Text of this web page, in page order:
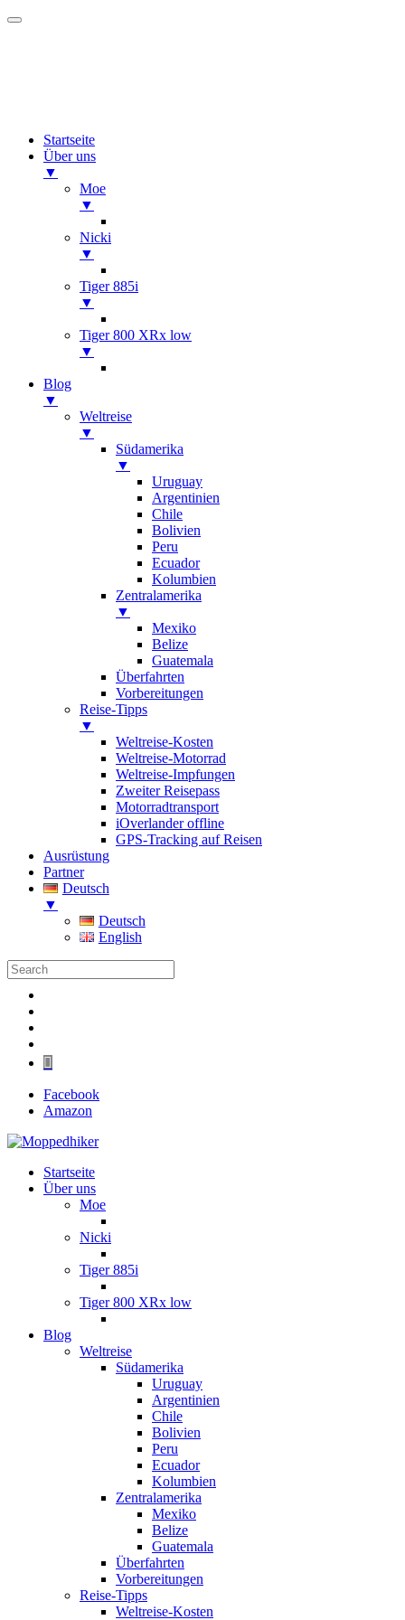
Startseite
Über uns
▼
Moe
▼
Nicki
▼
Tiger 885i
▼
Tiger 800 XRx low
▼
Blog
▼
Weltreise
▼
Südamerika
▼
Uruguay
Argentinien
Chile
Bolivien
Peru
Ecuador
Kolumbien
Zentralamerika
▼
Mexiko
Belize
Guatemala
Überfahrten
Vorbereitungen
Reise-Tipps
▼
Weltreise-Kosten
Weltreise-Motorrad
Weltreise-Impfungen
Zweiter Reisepass
Motorradtransport
iOverlander offline
GPS-Tracking auf Reisen
Ausrüstung
Partner
Deutsch
▼
Deutsch
English
Facebook
Amazon
Startseite
Über uns
Moe
Nicki
Tiger 885i
Tiger 800 XRx low
Blog
Weltreise
Südamerika
Uruguay
Argentinien
Chile
Bolivien
Peru
Ecuador
Kolumbien
Zentralamerika
Mexiko
Belize
Guatemala
Überfahrten
Vorbereitungen
Reise-Tipps
Weltreise-Kosten